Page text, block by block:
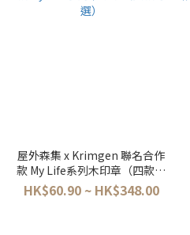
屋外森集 x Krimgen 聯名合作
款 My Life系列木印章（四款可
選）
HK$60.90 ~ HK$348.00